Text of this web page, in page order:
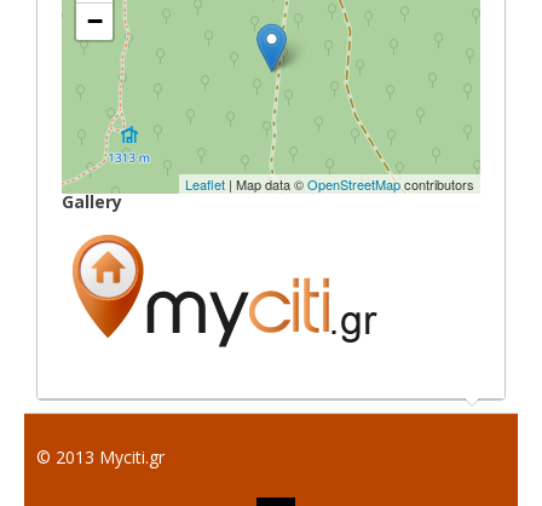
−
Leaflet | Map data ©OpenStreetMapcontributors
Gallery
© 2013 Myciti.gr